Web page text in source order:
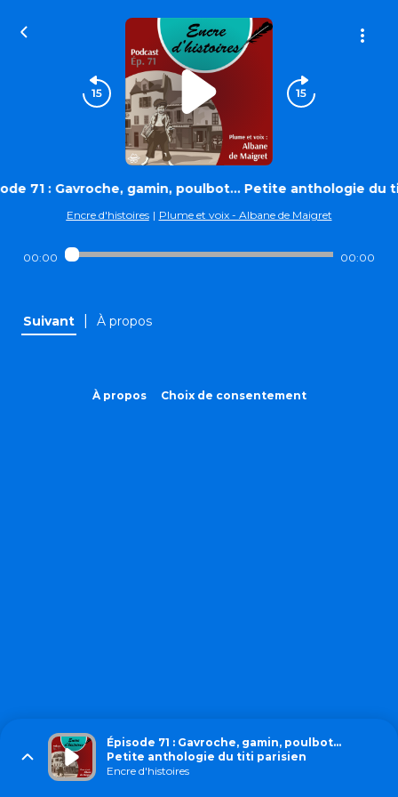
71 : Gavroche, gamin, poulbot… Petite anthologie du
Encre d'histoires | Plume et voix - Albane de Maigret
00:00 00:00
Suivant À propos
À propos Choix de consentement
Épisode 71 : Gavroche, gamin, poulbot…
Petite anthologie du titi parisien
Encre d'histoires